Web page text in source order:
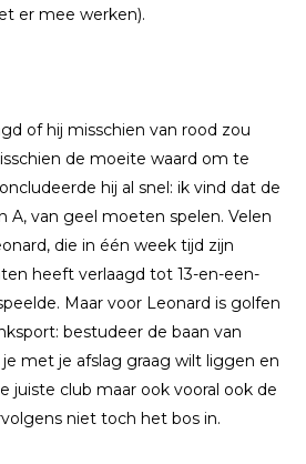
er mee werken).
of hij misschien van rood zou
de moeite waard om te
hij al snel: ik vind dat de
A, van geel moeten spelen. Velen
die in één week tijd zijn
heeft verlaagd tot 13-en-een-
Maar voor Leonard is golfen
bestudeer de baan van
met je afslag graag wilt liggen en
juiste club maar ook vooral ook de
niet toch het bos in.